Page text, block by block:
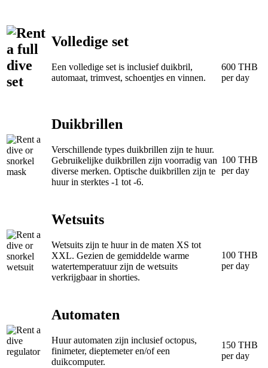
Volledige set
Een volledige set is inclusief duikbril,
automaat, trimvest, schoentjes en vinnen.
600 THB
per day
Duikbrillen
Verschillende types duikbrillen zijn te huur.
Gebruikelijke duikbrillen zijn voorradig van
diverse merken. Optische duikbrillen zijn te
huur in sterktes -1 tot -6.
100 THB
per day
Wetsuits
Wetsuits zijn te huur in de maten XS tot
XXL. Gezien de gemiddelde warme
watertemperatuur zijn de wetsuits
verkrijgbaar in shorties.
100 THB
per day
Automaten
Huur automaten zijn inclusief octopus,
finimeter, dieptemeter en/of een
duikcomputer.
150 THB
per day